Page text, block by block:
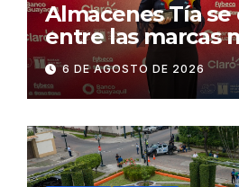
Almacenes Tía se
entre las marcas
influyentes del
6 DE AGOSTO DE 2026